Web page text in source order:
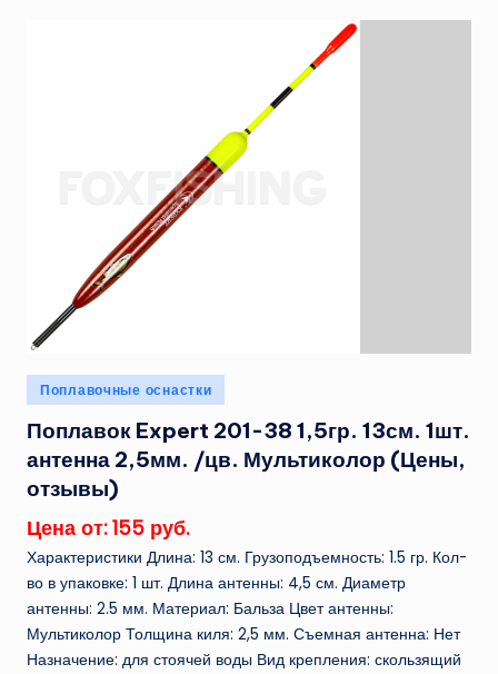
Опубликовано
в
Поплавочные оснастки
Поплавок Expert 201-38 1,5гр. 13см. 1шт.
антенна 2,5мм. /цв. Мультиколор (Цены,
отзывы)
Цена от: 155 руб.
Характеристики Длина: 13 см. Грузоподъемность: 1.5 гр. Кол-
во в упаковке: 1 шт. Длина антенны: 4,5 см. Диаметр
антенны: 2.5 мм. Материал: Бальза Цвет антенны:
Мультиколор Толщина киля: 2,5 мм. Съемная антенна: Нет
Назначение: для стоячей воды Вид крепления: скользящий